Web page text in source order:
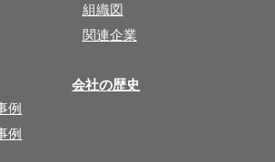
組織図
関連企業
例
例
会社の歴史